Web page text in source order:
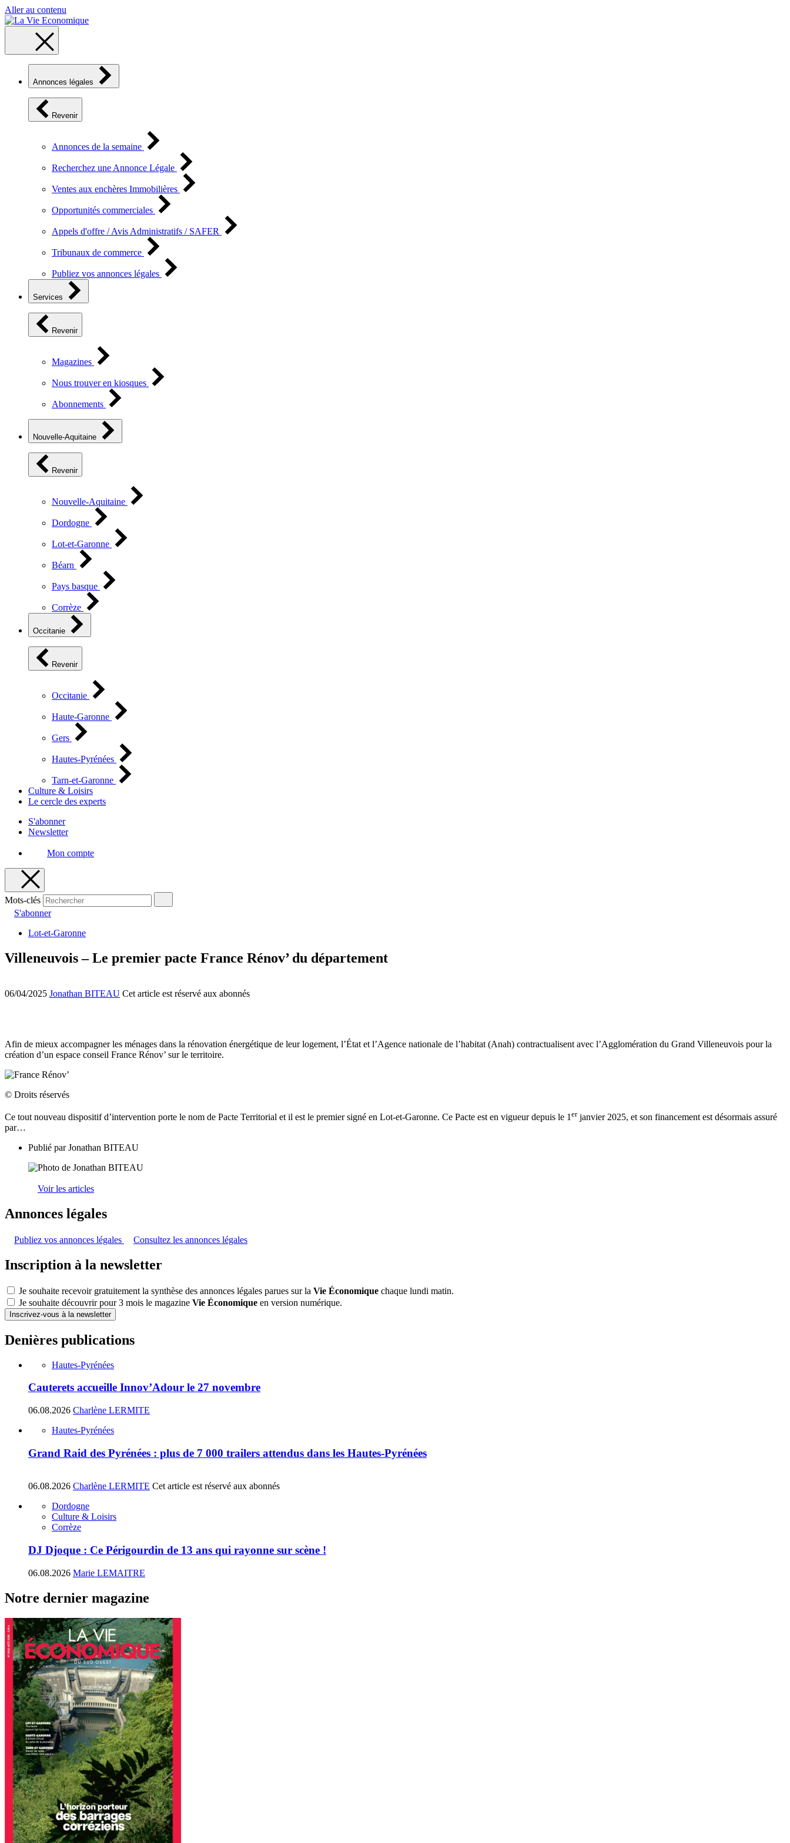
Aller au contenu
Annonces légales
Revenir
Annonces de la semaine
Recherchez une Annonce Légale
Ventes aux enchères Immobilières
Opportunités commerciales
Appels d'offre / Avis Administratifs / SAFER
Tribunaux de commerce
Publiez vos annonces légales
Services
Revenir
Magazines
Nous trouver en kiosques
Abonnements
Nouvelle-Aquitaine
Revenir
Nouvelle-Aquitaine
Dordogne
Lot-et-Garonne
Béarn
Pays basque
Corrèze
Occitanie
Revenir
Occitanie
Haute-Garonne
Gers
Hautes-Pyrénées
Tarn-et-Garonne
Culture & Loisirs
Le cercle des experts
S'abonner
Newsletter
Mon compte
Mots-clés
S'abonner
Lot-et-Garonne
Villeneuvois – Le premier pacte France Rénov’ du département
06/04/2025 Jonathan BITEAU Cet article est réservé aux abonnés
Afin de mieux accompagner les ménages dans la rénovation énergétique de leur logement, l’État et l’Agence nationale de l’habitat (Anah) contractualisent avec l’Agglomération du Grand Villeneuvois pour la
création d’un espace conseil France Rénov’ sur le territoire.
© Droits réservés
Ce tout nouveau dispositif d’intervention porte le nom de Pacte Territorial et il est le premier signé en Lot-et-Garonne. Ce Pacte est en vigueur depuis le 1 erjanvier 2025, et son financement est désormais assuré
par…
Publié parJonathan BITEAU
Voir les articles
Annonces légales
Publiez vos annonces légales Consultez les annonces légales
Inscription à la newsletter
Je souhaite recevoir gratuitement la synthèse des annonces légales parues sur la Vie Économique chaque lundi matin.
Je souhaite découvrir pour 3 mois le magazine Vie Économique en version numérique.
Inscrivez-vous à la newsletter
Denières publications
Hautes-Pyrénées
Cauterets accueille Innov’Adour le 27 novembre
06.08.2026 Charlène LERMITE
Hautes-Pyrénées
Grand Raid des Pyrénées : plus de 7 000 trailers attendus dans les Hautes-Pyrénées
06.08.2026 Charlène LERMITE Cet article est réservé aux abonnés
Dordogne
Culture & Loisirs
Corrèze
DJ Djoque : Ce Périgourdin de 13 ans qui rayonne sur scène !
06.08.2026 Marie LEMAITRE
Notre dernier magazine